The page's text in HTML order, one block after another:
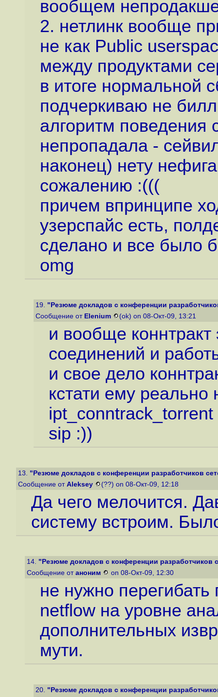
вообщем
2. нетлинк вообще
не как Public
между продуктами
в итоге нормальной
подчеркиваю не
алгоритм поведения
непропадала -
наконец) нету
сожалению :(((
причем впринципе
узерспайс есть,
сделано и все было
omg
19. "Резюме докладов с конференции
Сообщение от Elenium (ok) on 08-Окт-09, 13:21
и вообще
соединений и
и свое дело
кстати ему
sip :))
13. "Резюме докладов с конференции разработчиков
Сообщение от Aleksey (??) on 08-Окт-09, 12:18
Да чего мелочится.
систему встроим.
14. "Резюме докладов с конференции разработчиков
Сообщение от аноним on 08-Окт-09, 12:30
не нужно
netflow на уровне
дополнительных
мути.
20. "Резюме докладов с конференции